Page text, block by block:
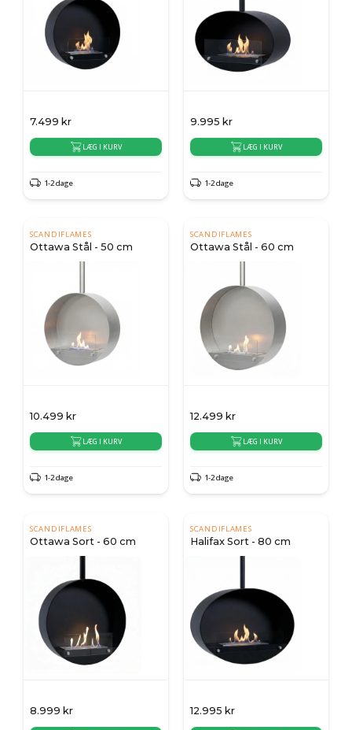
7.499 kr
LÆG I KURV
1-2 dage
9.995 kr
LÆG I KURV
1-2 dage
SCANDIFLAMES
Ottawa Stål - 50 cm
10.499 kr
LÆG I KURV
1-2 dage
SCANDIFLAMES
Ottawa Stål - 60 cm
12.499 kr
LÆG I KURV
1-2 dage
SCANDIFLAMES
Ottawa Sort - 60 cm
8.999 kr
SCANDIFLAMES
Halifax Sort - 80 cm
12.995 kr